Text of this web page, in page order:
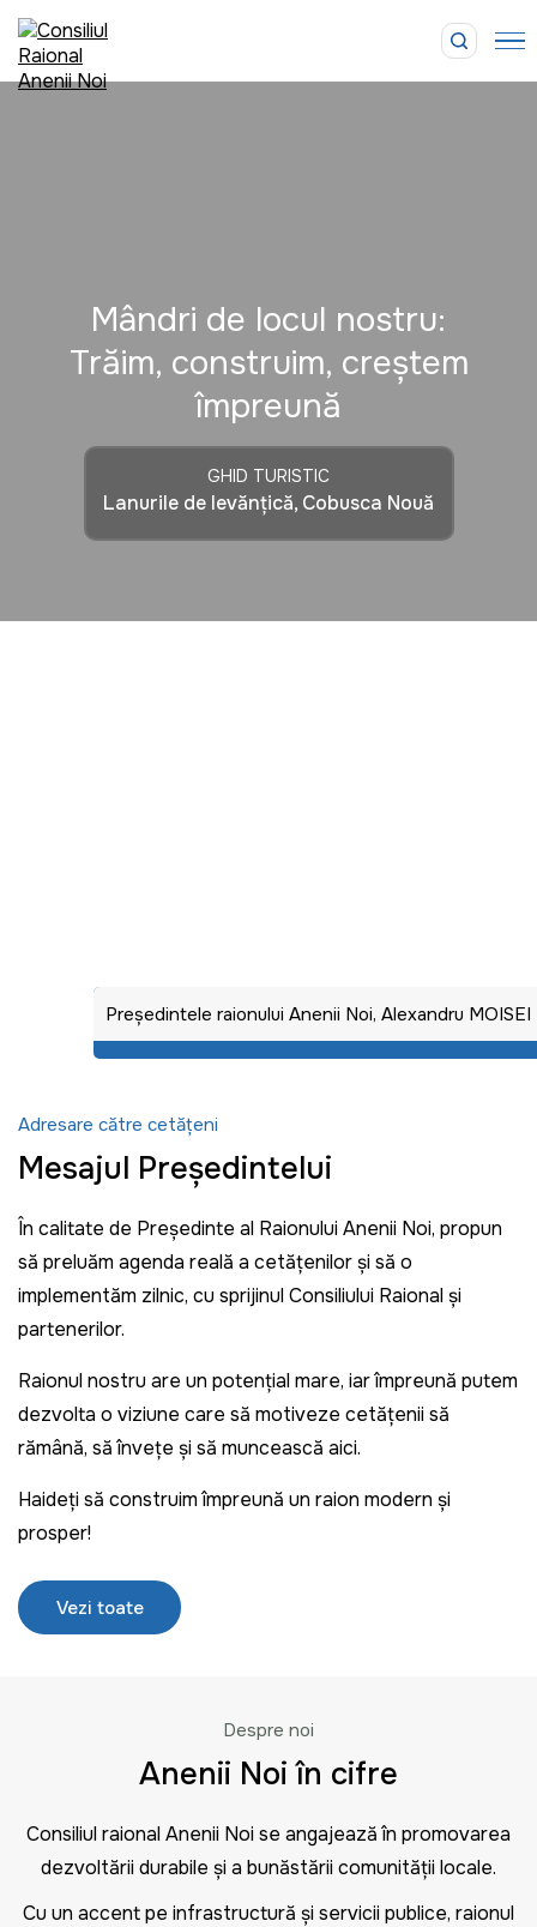
Mândri de locul nostru:
Trăim, construim, creștem
împreună
GHID TURISTIC
Lanurile de levănțică, Cobusca Nouă
Adresare către cetățeni
Mesajul Președintelui
În calitate de Președinte al Raionului Anenii Noi, propun
să preluăm agenda reală a cetățenilor și să o
implementăm zilnic, cu sprijinul Consiliului Raional și
partenerilor.
Raionul nostru are un potențial mare, iar împreună putem
dezvolta o viziune care să motiveze cetățenii să
rămână, să învețe și să muncească aici.
Haideți să construim împreună un raion modern și
prosper!
Vezi toate
Preşedintele raionului Anenii Noi, Alexandru MOISEI
Despre noi
Anenii Noi în cifre
Consiliul raional Anenii Noi se angajează în promovarea
dezvoltării durabile și a bunăstării comunității locale.
Cu un accent pe infrastructură și servicii publice, raionul